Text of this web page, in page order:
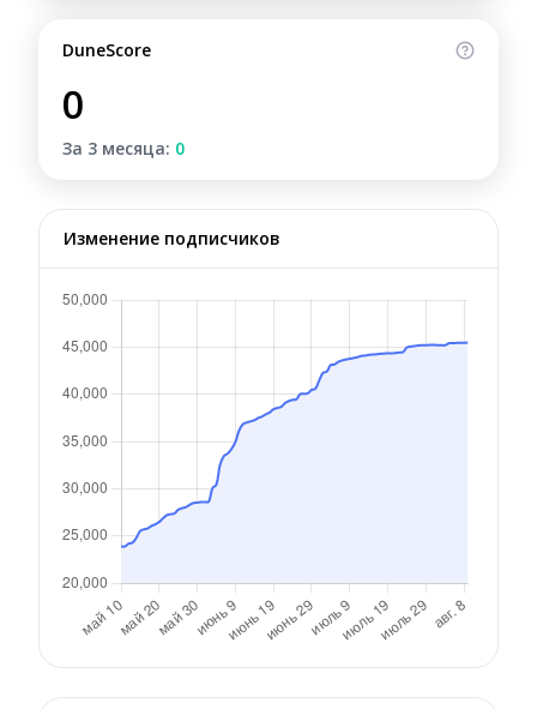
DuneScore
0
За 3 месяца: 0
Изменение подписчиков